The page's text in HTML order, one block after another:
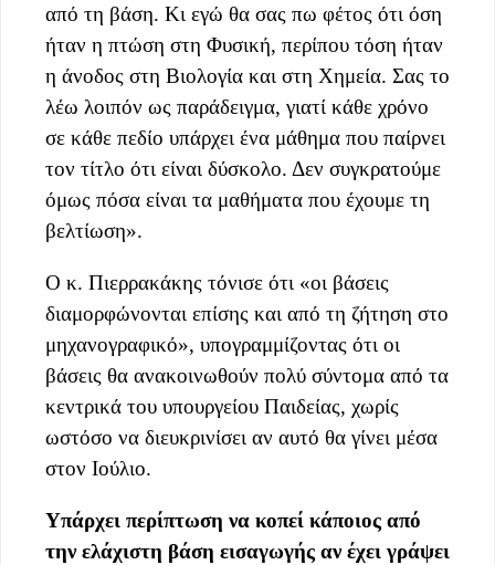
από τη βάση. Κι εγώ θα σας πω φέτος ότι όση
ήταν η πτώση στη Φυσική, περίπου τόση ήταν
η άνοδος στη Βιολογία και στη Χημεία. Σας το
λέω λοιπόν ως παράδειγμα, γιατί κάθε χρόνο
σε κάθε πεδίο υπάρχει ένα μάθημα που παίρνει
τον τίτλο ότι είναι δύσκολο. Δεν συγκρατούμε
όμως πόσα είναι τα μαθήματα που έχουμε τη
βελτίωση».
Ο κ. Πιερρακάκης τόνισε ότι «οι βάσεις
διαμορφώνονται επίσης και από τη ζήτηση στο
μηχανογραφικό», υπογραμμίζοντας ότι οι
βάσεις θα ανακοινωθούν πολύ σύντομα από τα
κεντρικά του υπουργείου Παιδείας, χωρίς
ωστόσο να διευκρινίσει αν αυτό θα γίνει μέσα
στον Ιούλιο.
Υπάρχει περίπτωση να κοπεί κάποιος από
την ελάχιστη βάση εισαγωγής αν έχει γράψει